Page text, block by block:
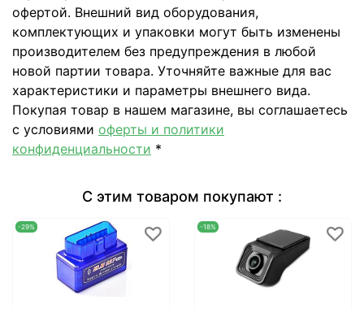
офертой. Внешний вид оборудования,
комплектующих и упаковки могут быть изменены
производителем без предупреждения в любой
новой партии товара. Уточняйте важные для вас
характеристики и параметры внешнего вида.
Покупая товар в нашем магазине, вы соглашаетесь
с условиями оферты и политики
конфиденциальности *
С этим товаром покупают :
-29% -18%